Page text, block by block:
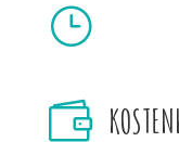
}
